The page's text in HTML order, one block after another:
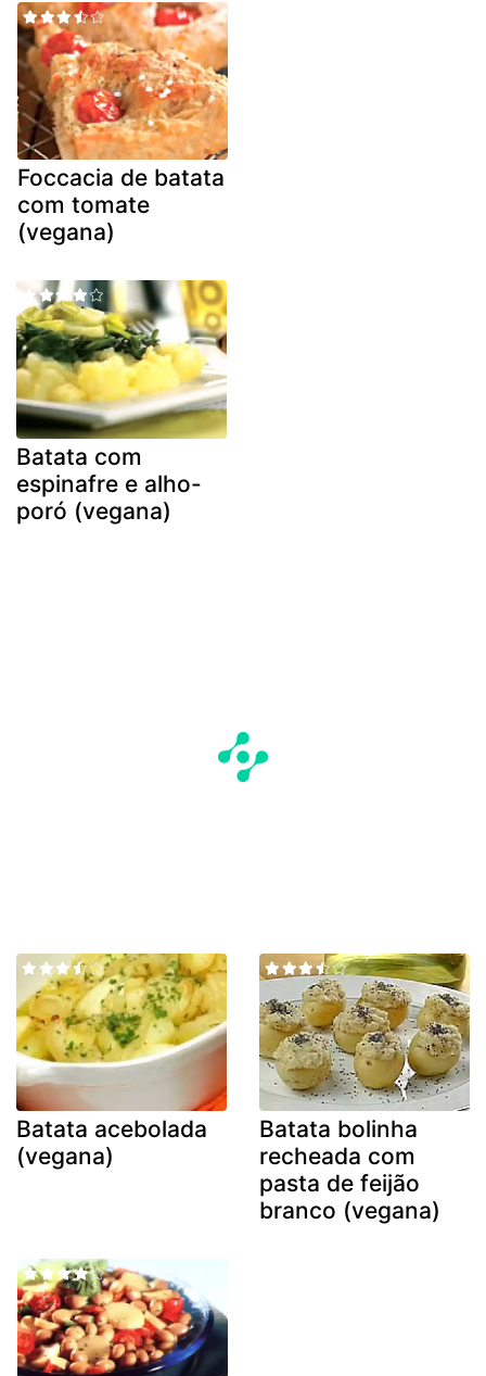
Foccacia de batata
com tomate
(vegana)
Batata com
espinafre e alho-
poró (vegana)
Batata acebolada
(vegana)
Batata bolinha
recheada com
pasta de feijão
branco (vegana)